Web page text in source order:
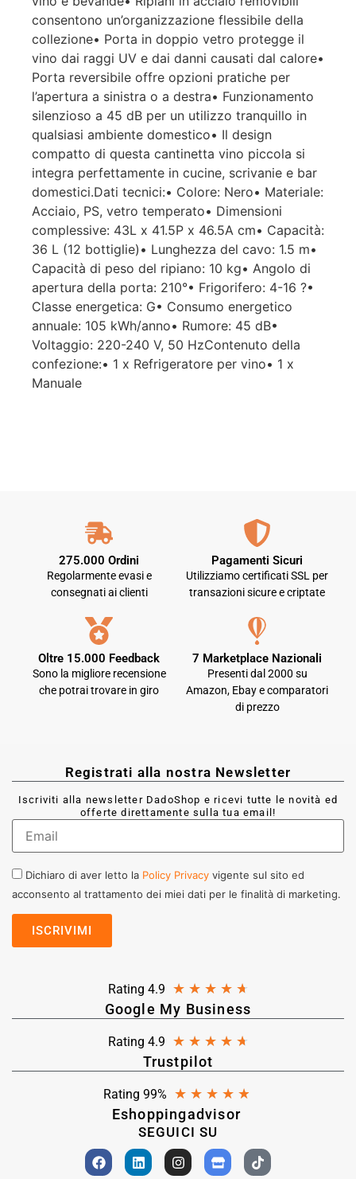
consentono un’organizzazione flessibile della
collezione• Porta in doppio vetro protegge il
vino dai raggi UV e dai danni causati dal calore•
Porta reversibile offre opzioni pratiche per
l’apertura a sinistra o a destra• Funzionamento
silenzioso a 45 dB per un utilizzo tranquillo in
qualsiasi ambiente domestico• Il design
compatto di questa cantinetta vino piccola si
integra perfettamente in cucine, scrivanie e bar
domestici.Dati tecnici:• Colore: Nero• Materiale:
Acciaio, PS, vetro temperato• Dimensioni
complessive: 43L x 41.5P x 46.5A cm• Capacità:
36 L (12 bottiglie)• Lunghezza del cavo: 1.5 m•
Capacità di peso del ripiano: 10 kg• Angolo di
apertura della porta: 210°• Frigorifero: 4-16 ?•
Classe energetica: G• Consumo energetico
annuale: 105 kWh/anno• Rumore: 45 dB•
Voltaggio: 220-240 V, 50 HzContenuto della
confezione:• 1 x Refrigeratore per vino• 1 x
Manuale
275.000 Ordini
Regolarmente evasi e
consegnati ai clienti
Pagamenti Sicuri
Utilizziamo certificati SSL per
transazioni sicure e criptate
Oltre 15.000 Feedback
Sono la migliore recensione
che potrai trovare in giro
7 Marketplace Nazionali
Presenti dal 2000 su
Amazon, Ebay e comparatori
di prezzo
Registrati alla nostra Newsletter
Iscriviti alla newsletter DadoShop e ricevi tutte le novità ed
offerte direttamente sulla tua email!
Dichiaro di aver letto la Policy Privacy vigente sul sito ed
acconsento al trattamento dei miei dati per le finalità di marketing.
Rating 4.9 ★ ★ ★ ★ ★
Google My Business
Rating 4.9 ★ ★ ★ ★ ★
Trustpilot
Rating 99% ★ ★ ★ ★ ★
Eshoppingadvisor
SEGUICI SU